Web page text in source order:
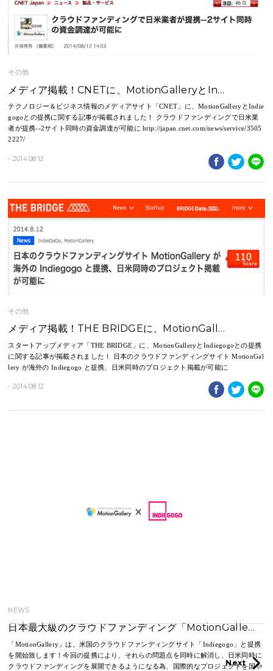
その他
メディア掲載！CNETに、MotionGalleryとIn…
テクノロジー＆ビジネス情報のメディアサイト「CNET」に、MotionGalleryとIndie
gogoとの提携に関する記事が掲載されました！ クラウドファンディングで日米業
者が提携--2サイト同時の資金調達が可能に http://japan.cnet.com/news/service/3505
2227/
- 2014.08.12
その他
メディア掲載！THE BRIDGEに、MotionGall…
スタートアップメディア「THE BRIDGE」に、MotionGalleryとIndiegogoとの提携
に関する記事が掲載されました！ 日本のクラウドファンディングサイト MotionGal
lery が海外の Indiegogo と提携、日米同時のプロジェクト掲載が可能に
- 2014.08.12
NEWS
日本最大級のクラウドファンディング「MotionGalle…
「MotionGallery」は、米国のクラウドファンディングサイト「Indiegogo」と提携
を開始致します！今回の提携により、それらの問題点を同時に解消し、日米同時に
クラウドファンディングを展開できるようになる為、国際的なプロジェクトを国や
Next